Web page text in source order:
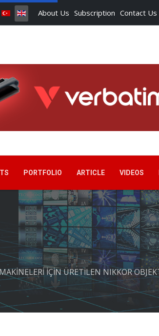
About Us Subscription Contact Us
PORTFOLIO ARTICLE VIDEOS
İÇİN ÜRETİLEN NIKKOR